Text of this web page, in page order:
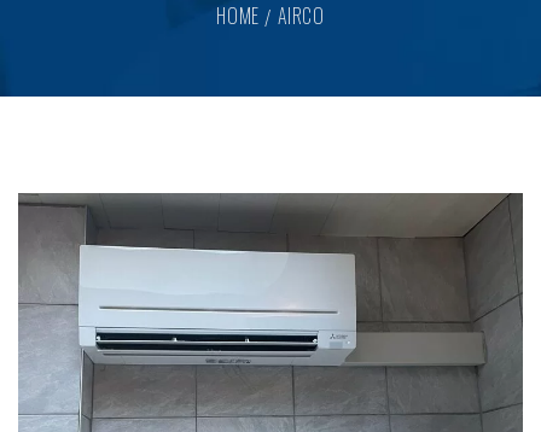
HOME AIRCO